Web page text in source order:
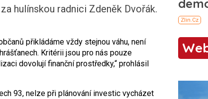
hulínskou radnici Zdeněk Dvořák.
přikládáme vždy stejnou váhu, není
Kritérii jsou pro nás pouze
dovolují finanční prostředky,“ prohlásil
93, nelze při plánování investic vycházet